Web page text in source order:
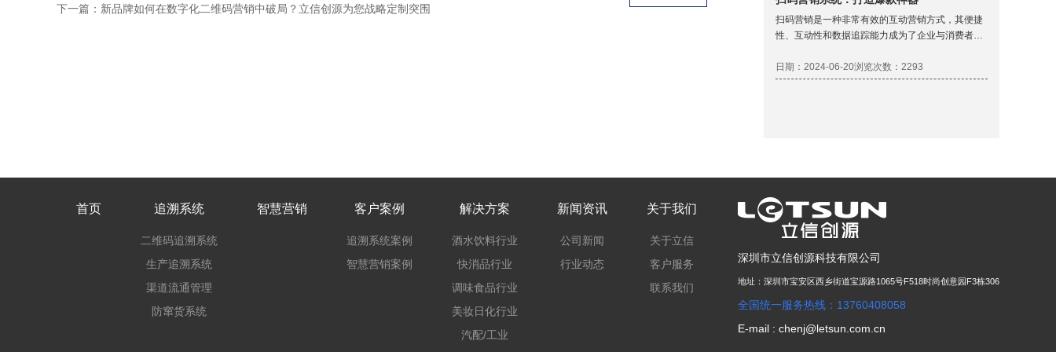
下一篇：新品牌如何在数字化二维码营销中破局？立信创源为您战略定制突围
扫码营销是一种非常有效的互动营销方式，其便捷
性、互动性和数据追踪能力成为了企业与消费者沟
和线上数字世界，以此吸引顾客并增强品牌互动。
以下是如何实施扫码营销。
日期：2024-06-20浏览次数：2293
首页 追溯系统
二维码追溯系统
生产追溯系统
渠道流通管理
防窜货系统
智慧营销 客户案例
追溯系统案例
智慧营销案例
解决方案
酒水饮料行业
快消品行业
调味食品行业
美妆日化行业
汽配/工业
新闻资讯
公司新闻
行业动态
关于我们
关于立信
客户服务
联系我们
深圳市立信创源科技有限公司
地址：深圳市宝安区西乡街道宝源路1065号F518时尚创意园F3栋306
全国统一服务热线：13760408058
E-mail : chenj@letsun.com.cn